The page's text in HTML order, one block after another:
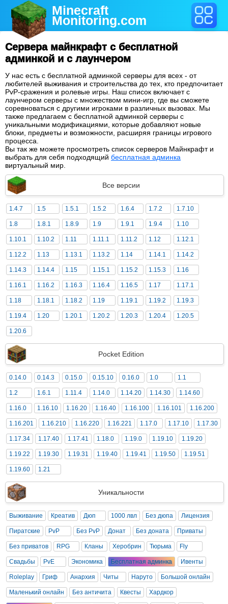
Minecraft
Monitoring.com
Сервера майнкрафт с бесплатной
админкой и с лаунчером
У нас есть с бесплатной админкой серверы для всех - от
любителей выживания и строительства до тех, кто предпочитает
PvP-сражения и ролевые игры. Наш список включает с
лаунчером серверы с множеством мини-игр, где вы сможете
соревноваться с другими игроками в различных вызовах. Мы
также предлагаем с бесплатной админкой серверы с
уникальными модификациями, которые добавляют новые
блоки, предметы и возможности, расширяя границы игрового
процесса.
Вы так же можете просмотреть список серверов Майнкрафт и
выбрать для себя подходящий бесплатная админка
виртуальный мир.
Все версии
1.4.7 1.5 1.5.1 1.5.2 1.6.4 1.7.2 1.7.10
1.8 1.8.1 1.8.9 1.9 1.9.1 1.9.4 1.10
1.10.1 1.10.2 1.11 1.11.1 1.11.2 1.12 1.12.1
1.12.2 1.13 1.13.1 1.13.2 1.14 1.14.1 1.14.2
1.14.3 1.14.4 1.15 1.15.1 1.15.2 1.15.3 1.16
1.16.1 1.16.2 1.16.3 1.16.4 1.16.5 1.17 1.17.1
1.18 1.18.1 1.18.2 1.19 1.19.1 1.19.2 1.19.3
1.19.4 1.20 1.20.1 1.20.2 1.20.3 1.20.4 1.20.5
1.20.6
Pocket Edition
0.14.0 0.14.3 0.15.0 0.15.10 0.16.0 1.0 1.1
1.2 1.6.1 1.11.4 1.14.0 1.14.20 1.14.30 1.14.60
1.16.0 1.16.10 1.16.20 1.16.40 1.16.100 1.16.101 1.16.200
1.16.201 1.16.210 1.16.220 1.16.221 1.17.0 1.17.10 1.17.30
1.17.34 1.17.40 1.17.41 1.18.0 1.19.0 1.19.10 1.19.20
1.19.22 1.19.30 1.19.31 1.19.40 1.19.41 1.19.50 1.19.51
1.19.60 1.21
Уникальности
Выживание Креатив Дюп 1000 лвл Без дюпа Лицензия
Пиратские PvP Без PvP Донат Без доната Приваты
Без приватов RPG Кланы Херобрин Тюрьма Fly
Свадьбы PvE Экономика Бесплатная админка Ивенты
Roleplay Гриф Анархия Читы Наруто Большой онлайн
Маленький онлайн Без античита Квесты Хардкор